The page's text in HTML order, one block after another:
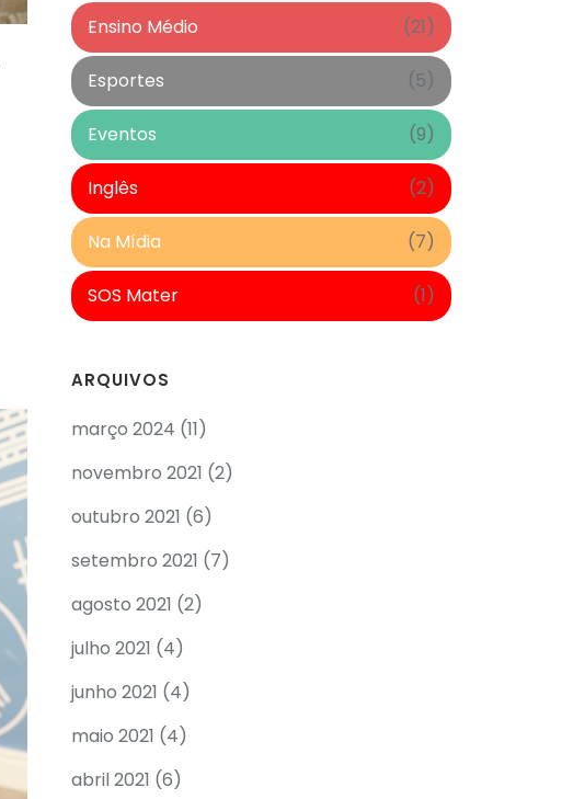
Ensino Médio (21)
Esportes (5)
Eventos (9)
Inglês (2)
Na Mídia (7)
SOS Mater (1)
ARQUIVOS
março 2024 (11)
novembro 2021 (2)
outubro 2021 (6)
setembro 2021 (7)
agosto 2021 (2)
julho 2021 (4)
junho 2021 (4)
maio 2021 (4)
abril 2021 (6)